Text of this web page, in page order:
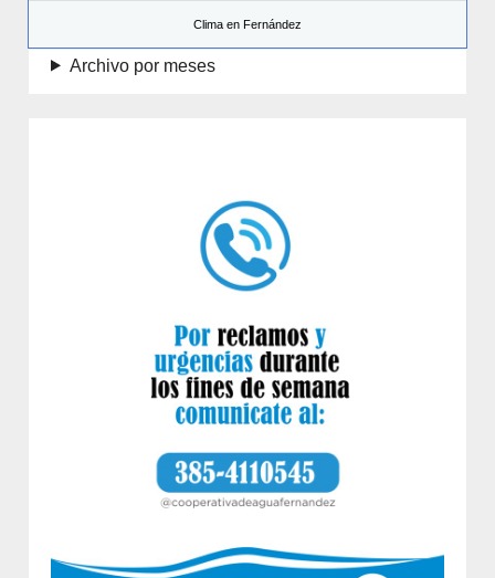
Clima en Fernández
Archivo por meses